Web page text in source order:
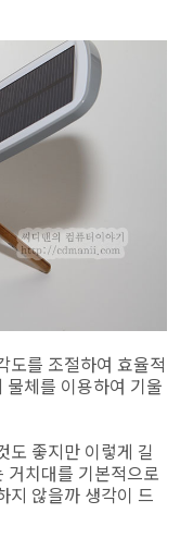
도를 조절하여 효율적
체를 이용하여 기울
도 좋지만 이렇게 길
거치대를 기본적으로
지 않을까 생각이 드